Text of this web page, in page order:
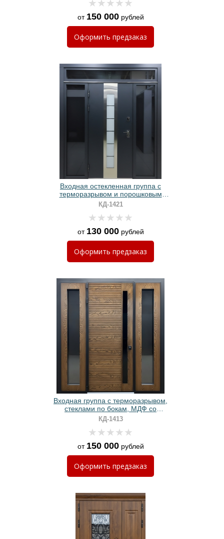
от 150 000рублей
Оформить предзаказ
Входная остекленная группа с
терморазрывом и порошковым
черным окрашиванием
КД-1421
от 130 000рублей
Оформить предзаказ
Входная группа с терморазрывом,
стеклами по бокам, МДФ со
шпоном, бугельной ручкой
КД-1413
от 150 000рублей
Оформить предзаказ